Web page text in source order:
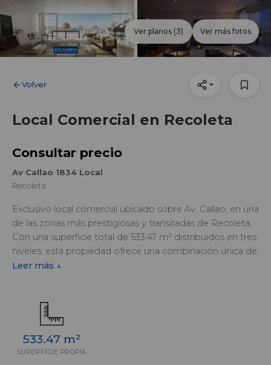
Volver
Local Comercial en Recoleta
Ver planos (3) Ver más fotos
Consultar precio
Av Callao 1834 Local
Recoleta
Exclusivo local comercial ubicado sobre Av. Callao, en una
de las zonas más prestigiosas y transitadas de Recoleta.
Con una superficie total de 533,47 m² distribuidos en tres
niveles, esta propiedad ofrece una combinación única de
visibilidad, amplitud y ubicación estratégica en uno de los
Ideal para marcas, empresas o propuestas comerciales
que buscan presencia en un entorno de alto perfil, el local
piso y 53,80 m² de doble altura, permitiendo múltiples
Leer más ↓
533.47 m²
SUPERFICIE PROPIA